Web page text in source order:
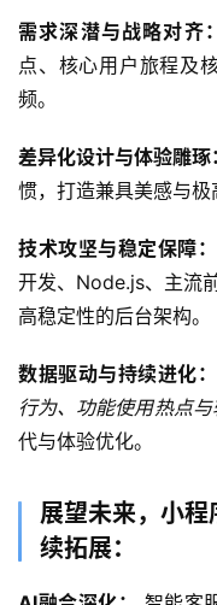
案
例
服
务
H
5
开
微
信
小
程
需求深潜与战略对齐：
点、核心用户旅程及
频。
差异化设计与体验雕琢
惯，打造兼具美感与极
技术攻坚与稳定保障：
开发、Node.js、主流
高稳定性的后台架构。
数据驱动与持续进化：
行为、功能使用热点
代与体验优化。
展望未来，小
续拓展：